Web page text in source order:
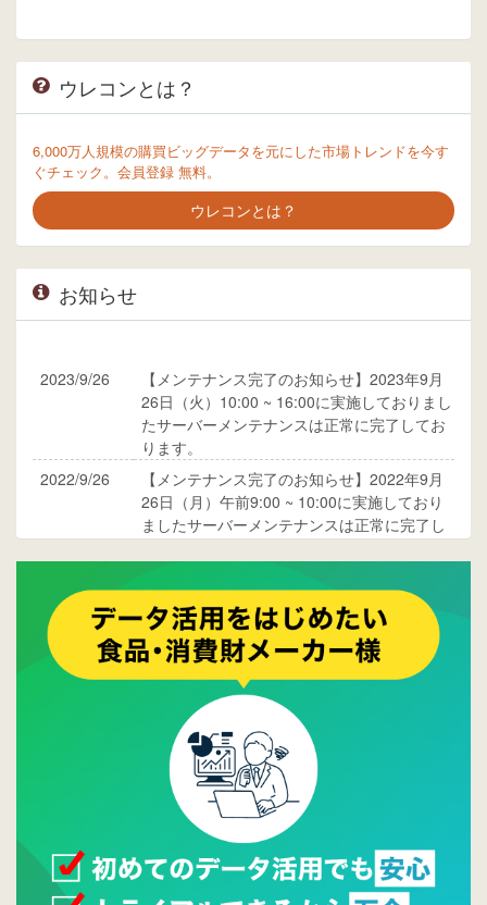
ウレコンとは？
6,000万人規模の購買ビッグデータを元にした市場トレンドを今す
ぐチェック。会員登録 無料。
ウレコンとは？
お知らせ
2023/9/26
【メンテナンス完了のお知らせ】2023年9月
26日（火）10:00 ~ 16:00に実施しておりまし
たサーバーメンテナンスは正常に完了してお
ります。
2022/9/26
【メンテナンス完了のお知らせ】2022年9月
26日（月）午前9:00 ~ 10:00に実施しており
ましたサーバーメンテナンスは正常に完了し
ご覧ください。
2015/10/19
ウレコンのサイト機能を大幅バージョンアッ
プ。詳細はこちら。⇒告知ページへ
2015/09/28
ウレコンが機能拡充し、サイトリニューアル
しました。⇒
ウレコンFacebook
Facebookページを開設しました。詳細は
ら。
ウレコンサイトリリースしました。